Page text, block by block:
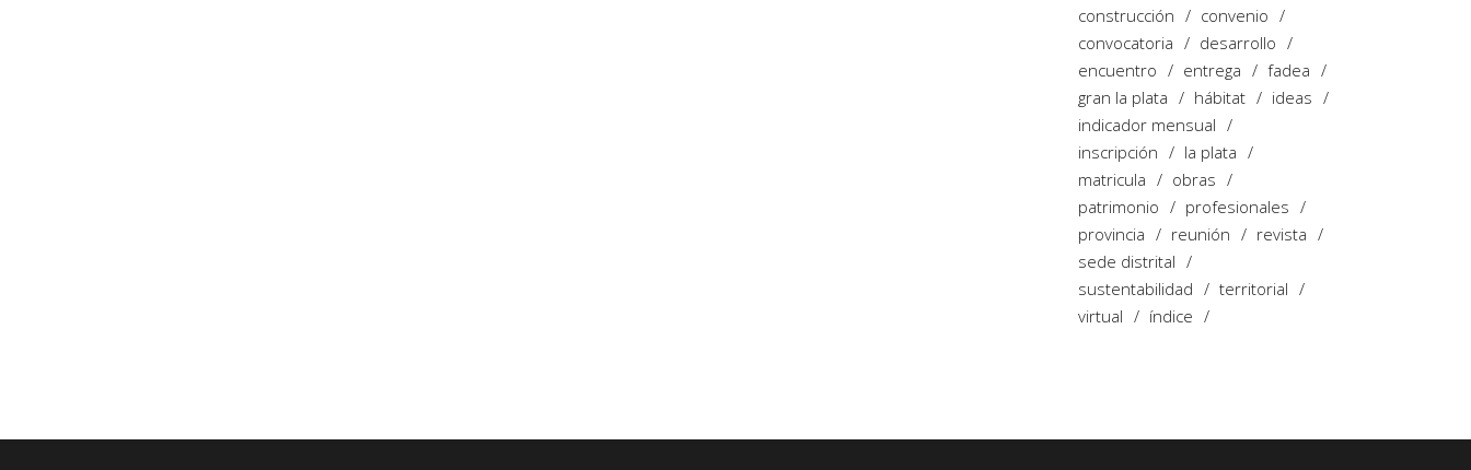
construcción
convenio
convocatoria
desarrollo
encuentro
entrega
fadea
gran la plata
hábitat
ideas
indicador mensual
inscripción
la plata
matricula
obras
patrimonio
profesionales
provincia
reunión
revista
sede distrital
sustentabilidad
territorial
virtual
índice